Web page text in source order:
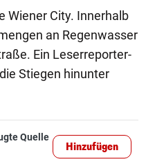
Wiener City. Innerhalb
an Regenwasser
Ein Leserreporter-
Stiegen hinunter
Quelle
Hinzufügen